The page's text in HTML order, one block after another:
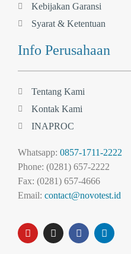
Kebijakan Garansi
Syarat & Ketentuan
Info Perusahaan
Tentang Kami
Kontak Kami
INAPROC
Whatsapp: 0857-1711-2222
Phone: (0281) 657-2222
Fax: (0281) 657-4666
Email: contact@novotest.id